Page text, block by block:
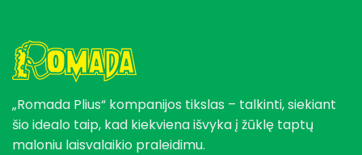
„Romada Plius“ kompanijos tikslas – talkinti, siekiant
šio idealo taip, kad kiekviena išvyka į žūklę taptų
maloniu laisvalaikio praleidimu.